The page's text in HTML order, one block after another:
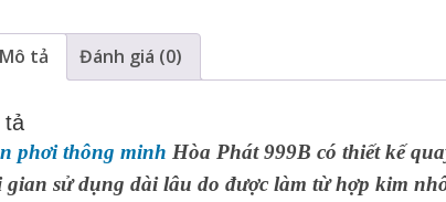
Mô tả Đánh giá (0)
tả
phơi thông minh Hòa Phát 999B có thiết kế
gian sử dụng dài lâu do được làm từ hợp kim